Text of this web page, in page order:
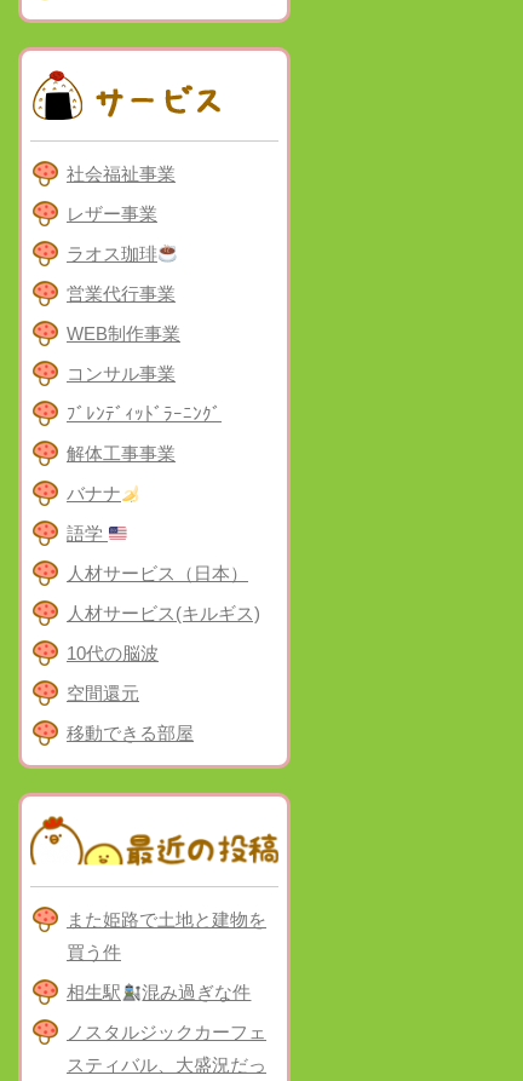
社会福祉事業
レザー事業
ラオス珈琲
営業代行事業
WEB制作事業
コンサル事業
ﾌﾞﾚﾝﾃﾞｨｯﾄﾞﾗｰﾆﾝｸﾞ
解体工事事業
バナナ
語学
人材サービス（日本）
人材サービス(キルギス)
10代の脳波
空間還元
移動できる部屋
また姫路で土地と建物を
買う件
相生駅
混み過ぎな件
ノスタルジックカーフェ
スティバル、大盛況だっ